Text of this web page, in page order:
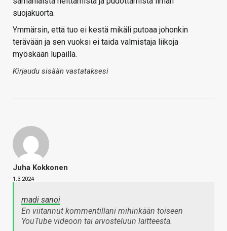
suojakuorta.
Ymmärsin, että tuo ei kestä mikäli putoaa johonkin
terävään ja sen vuoksi ei taida valmistaja liikoja
myöskään lupailla.
Kirjaudu sisään vastataksesi
Juha Kokkonen
1.3.2024
madi sanoi
En viitannut kommentillani mihinkään toiseen
YouTube videoon tai arvosteluun laitteesta.